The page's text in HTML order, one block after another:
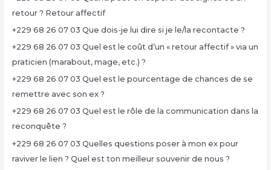
retour ? Retour affectif
+229 68 26 07 03 Que dois-je lui dire si je le/la recontacte ?
+229 68 26 07 03 Quel est le coût d’un « retour affectif » via un
praticien (marabout, mage, etc.) ?
+229 68 26 07 03 Quel est le pourcentage de chances de se
remettre avec son ex ?
+229 68 26 07 03 Quel est le rôle de la communication dans la
reconquête ?
+229 68 26 07 03 Quelles questions poser à mon ex pour
raviver le lien ? Quel est ton meilleur souvenir de nous ?